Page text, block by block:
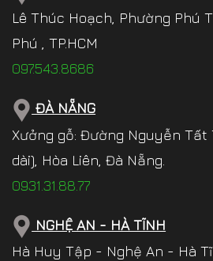
Lê Thúc Hoạch, Phường Phú
Phú , TP.HCM
097.543.8686
ĐÀ NẴNG
Xưởng gỗ: Đường Nguyễn Tất
dài), Hòa Liên, Đà Nẵng.
0931.31.88.77
NGHỆ AN - HÀ TĨNH
Hà Huy Tập - Nghệ An - Hà